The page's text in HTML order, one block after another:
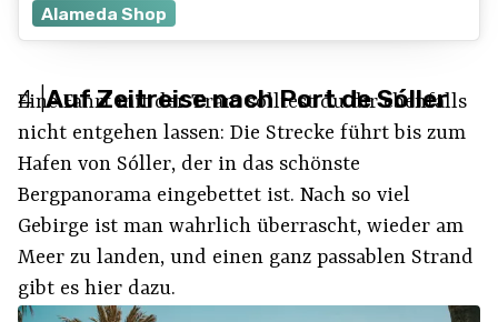
Alameda Shop
4|Auf Zeitreise nach Port de Sóller
Eine Fahrt mit der Tram solltest du dir ebenfalls
nicht entgehen lassen: Die Strecke führt bis zum
Hafen von Sóller, der in das schönste
Bergpanorama eingebettet ist. Nach so viel
Gebirge ist man wahrlich überrascht, wieder am
Meer zu landen, und einen ganz passablen Strand
gibt es hier dazu.